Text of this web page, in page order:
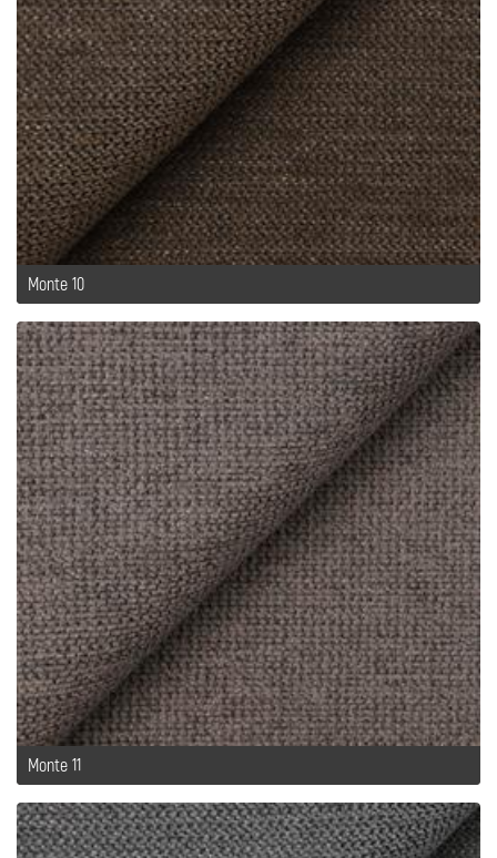
Monte 10
Monte 11